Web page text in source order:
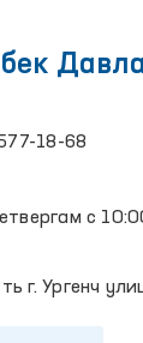
18-68
с
г. Ургенч